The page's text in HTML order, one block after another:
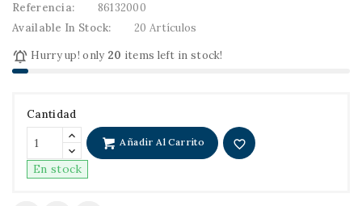
Referencia:
86132000
Available In Stock:
20 Artículos
 Hurry up! only 20 items left in stock!
Cantidad
Añadir Al Carrito favorite_border
En stock